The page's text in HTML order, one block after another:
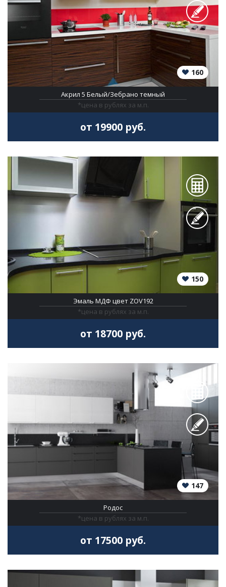
160
Акрил 5 Белый/Зебрано темный
*цена в рублях за м.п.
от 19900 руб.
150
Эмаль МДФ цвет ZOV192
*цена в рублях за м.п.
от 18700 руб.
147
Родос
*цена в рублях за м.п.
от 17500 руб.